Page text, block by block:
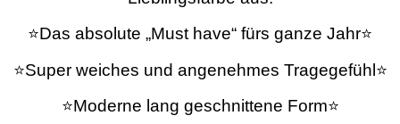
⭐Das absolute „Must have“ fürs ganze Jahr⭐
⭐Super weiches und angenehmes Tragegefühl⭐
⭐Moderne lang geschnittene Form⭐